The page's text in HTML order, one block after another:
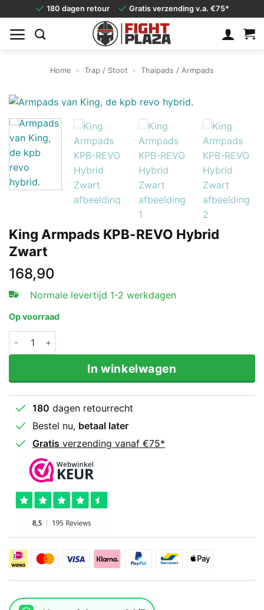
naar
inhoud
180 dagen retour Gratis verzending v.a. €75*
Home » Trap / Stoot » Thaipads / Armpads
King Armpads KPB-REVO Hybrid
Zwart
168,90
Normale levertijd 1-2 werkdagen
Op voorraad
King Armpads KPB-REVO Hybrid Zwart aantal
In winkelwagen
180 dagen retourrecht
Bestel nu, betaal later
Gratis verzending vanaf €75*